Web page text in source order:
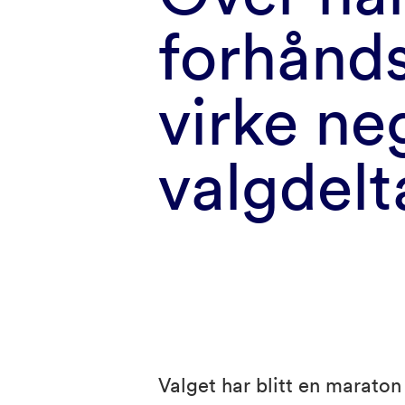
virke
Valget har blitt en